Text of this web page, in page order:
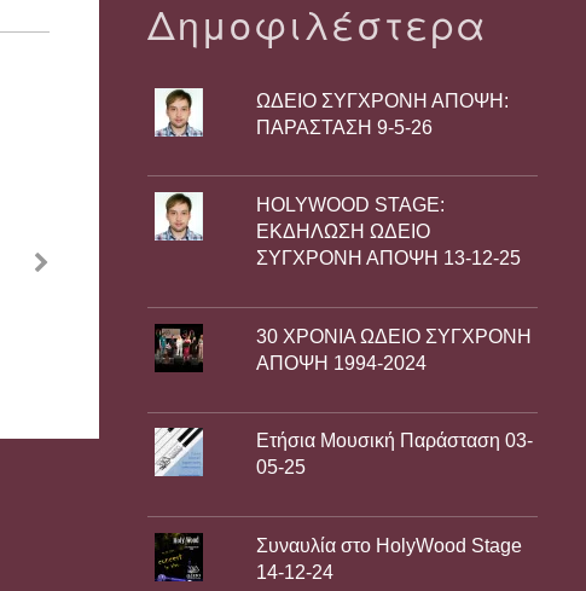
Δημοφιλέστερα
ΩΔΕΙΟ ΣΥΓΧΡΟΝΗ ΑΠΟΨΗ:
ΠΑΡΑΣΤΑΣΗ 9-5-26
HOLYWOOD STAGE:
ΕΚΔΗΛΩΣΗ ΩΔΕΙΟ
ΣΥΓΧΡΟΝΗ ΑΠΟΨΗ 13-12-25
30 ΧΡΟΝΙΑ ΩΔΕΙΟ ΣΥΓΧΡΟΝΗ
ΑΠΟΨΗ 1994-2024
Ετήσια Μουσική Παράσταση 03-
05-25
Συναυλία στο HolyWood Stage
14-12-24